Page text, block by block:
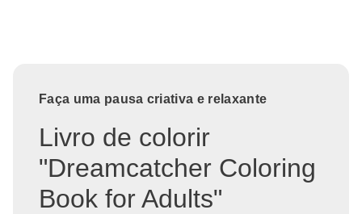
Faça uma pausa criativa e relaxante
Livro de colorir
"Dreamcatcher Coloring
Book for Adults"